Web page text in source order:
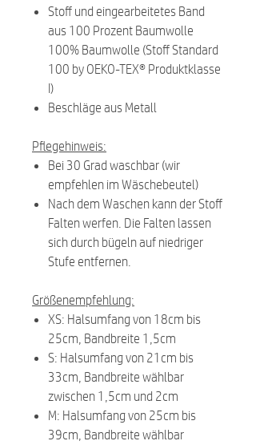
Stoff und eingearbeitetes Band
aus 100 Prozent Baumwolle
100% Baumwolle (Stoff Standard
100 by OEKO-TEX® Produktklasse
I)
Beschläge aus Metall
Pflegehinweis:
Bei 30 Grad waschbar (wir
empfehlen im Wäschebeutel)
Nach dem Waschen kann der Stoff
Falten werfen. Die Falten lassen
sich durch bügeln auf niedriger
Stufe entfernen.
Größenempfehlung:
XS: Halsumfang von 18cm bis
25cm, Bandbreite 1,5cm
S: Halsumfang von 21cm bis
33cm, Bandbreite wählbar
zwischen 1,5cm und 2cm
M: Halsumfang von 25cm bis
39cm, Bandbreite wählbar